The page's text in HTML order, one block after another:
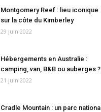
Montgomery Reef : lieu iconique
sur la côte du Kimberley
29 juin 2022
Hébergements en Australie :
camping, van, B&B ou auberges ?
21 juin 2022
Cradle Mountain : un parc national